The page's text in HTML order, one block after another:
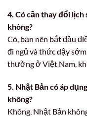
4. Có cần thay đổi
không?
Có, bạn nên bắt đầu
đi ngủ và thức dậy
thường ở Việt Nam,
5. Nhật Bản có áp
không?
Không, Nhật Bản